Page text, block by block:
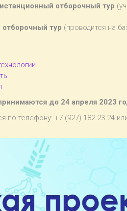
отборочный тур
тур (проводится на
до 24 апреля 2023
телефону: +7 (927) 182-23-24